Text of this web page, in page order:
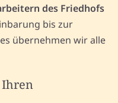
des Friedhofs
bis zur
übernehmen wir alle
Ihren